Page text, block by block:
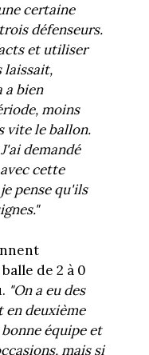
certaine
défenseurs.
et utiliser
laissait,
a bien
moins
vite le ballon.
demandé
cette
pense qu'ils
de 2 à 0
"On a eu des
en deuxième
équipe et
mais si